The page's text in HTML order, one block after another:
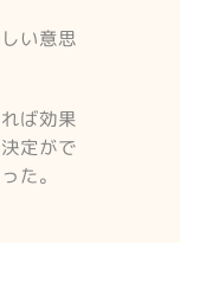
い意思
ば効果
定がで
た。